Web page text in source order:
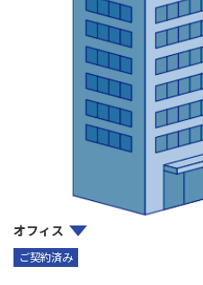
オフィス
ご契約済み